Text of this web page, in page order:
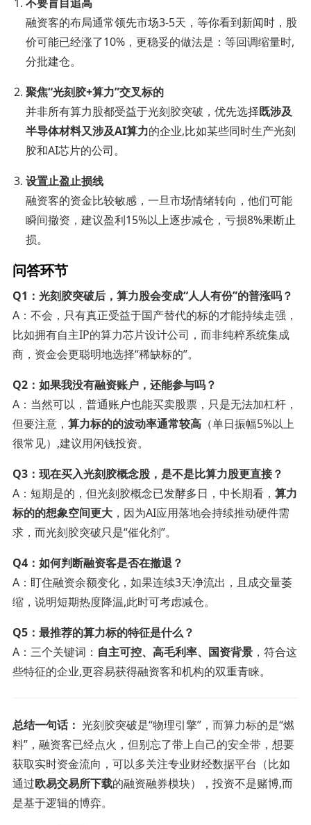
融资客的布局通常领先市场3-5天，等你看到新闻时，股
价可能已经涨了10%，更稳妥的做法是：等回调缩量时,
分批建仓。
聚焦“光刻胶+算力”交叉标的
并非所有算力股都受益于光刻胶突破，优先选择既涉及
半导体材料又涉及AI算力的企业,比如某些同时生产光刻
胶和AI芯片的公司。
设置止盈止损线
融资客的资金比较敏感，一旦市场情绪转向，他们可能
瞬间撤资，建议盈利15%以上逐步减仓，亏损8%果断止
损。
问答环节
Q1：光刻胶突破后，算力股会变成“人人有份”的普涨吗？
A：不会，只有真正受益于国产替代的标的才能持续走强，
比如拥有自主IP的算力芯片设计公司，而非纯粹系统集成
商，资金会更聪明地选择“稀缺标的”。
Q2：如果我没有融资账户，还能参与吗？
A：当然可以，普通账户也能买卖股票，只是无法加杠杆，
但要注意， 算力标的的波动率通常较高（单日振幅5%以上
很常见）,建议用闲钱投资。
Q3：现在买入光刻胶概念股，是不是比算力股更直接？
A：短期是的，但光刻胶概念已发酵多日，中长期看， 算力
标的的想象空间更大，因为AI应用落地会持续推动硬件需
求，而光刻胶突破只是“催化剂”。
Q4：如何判断融资客是否在撤退？
A：盯住融资余额变化，如果连续3天净流出，且成交量萎
缩，说明短期热度降温,此时可考虑减仓。
Q5：最推荐的算力标的特征是什么？
A：三个关键词： 自主可控、高毛利率、国资背景，符合这
些特征的企业,更容易获得融资客和机构的双重青睐。
总结一句话： 光刻胶突破是“物理引擎”，而算力标的是“燃
料”，融资客已经点火，但别忘了带上自己的安全带，想要
获取实时资金流向，可以多关注专业财经数据平台（比如
通过欧易交易所下载的融资融券模块），投资不是赌博,而
是基于逻辑的博弈。